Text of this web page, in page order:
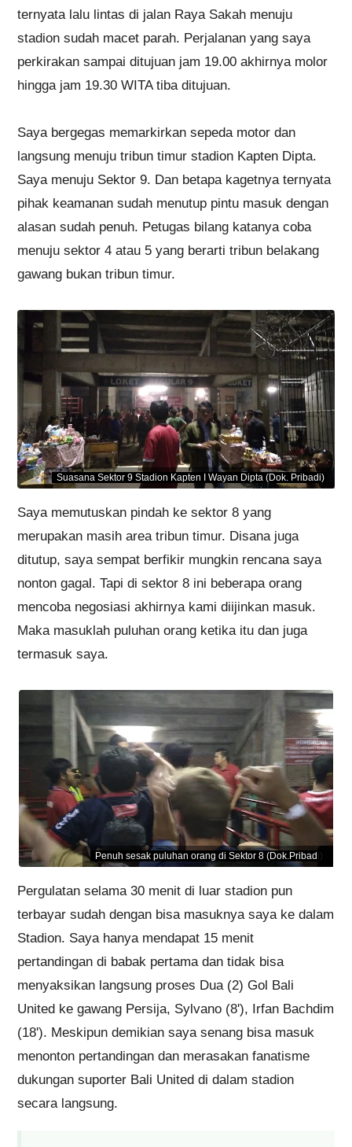
ternyata lalu lintas di jalan Raya Sakah menuju
stadion sudah macet parah. Perjalanan yang saya
perkirakan sampai ditujuan jam 19.00 akhirnya molor
hingga jam 19.30 WITA tiba ditujuan.
Saya bergegas memarkirkan sepeda motor dan
langsung menuju tribun timur stadion Kapten Dipta.
Saya menuju Sektor 9. Dan betapa kagetnya ternyata
pihak keamanan sudah menutup pintu masuk dengan
alasan sudah penuh. Petugas bilang katanya coba
menuju sektor 4 atau 5 yang berarti tribun belakang
gawang bukan tribun timur.
Suasana Sektor 9 Stadion Kapten I Wayan Dipta (Dok. Pribadi)
Saya memutuskan pindah ke sektor 8 yang
merupakan masih area tribun timur. Disana juga
ditutup, saya sempat berfikir mungkin rencana saya
nonton gagal. Tapi di sektor 8 ini beberapa orang
mencoba negosiasi akhirnya kami diijinkan masuk.
Maka masuklah puluhan orang ketika itu dan juga
termasuk saya.
Penuh sesak puluhan orang di Sektor 8 (Dok.Pribadi)
Pergulatan selama 30 menit di luar stadion pun
terbayar sudah dengan bisa masuknya saya ke dalam
Stadion. Saya hanya mendapat 15 menit
pertandingan di babak pertama dan tidak bisa
menyaksikan langsung proses Dua (2) Gol Bali
United ke gawang Persija, Sylvano (8'), Irfan Bachdim
(18'). Meskipun demikian saya senang bisa masuk
menonton pertandingan dan merasakan fanatisme
dukungan suporter Bali United di dalam stadion
secara langsung.